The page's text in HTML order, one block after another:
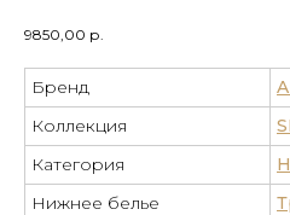
9850,00 р.
Бренд
Коллекция
Категория
Нижнее белье